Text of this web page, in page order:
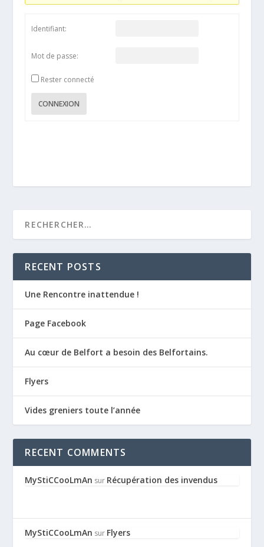
Identifiant:
Mot de passe:
Rester connecté
CONNEXION
RECENT POSTS
Une Rencontre inattendue !
Page Facebook
Au cœur de Belfort a besoin des Belfortains.
Flyers
Vides greniers toute l’année
RECENT COMMENTS
MyStiCCooLmAn sur Récupération des invendus
MyStiCCooLmAn sur Flyers